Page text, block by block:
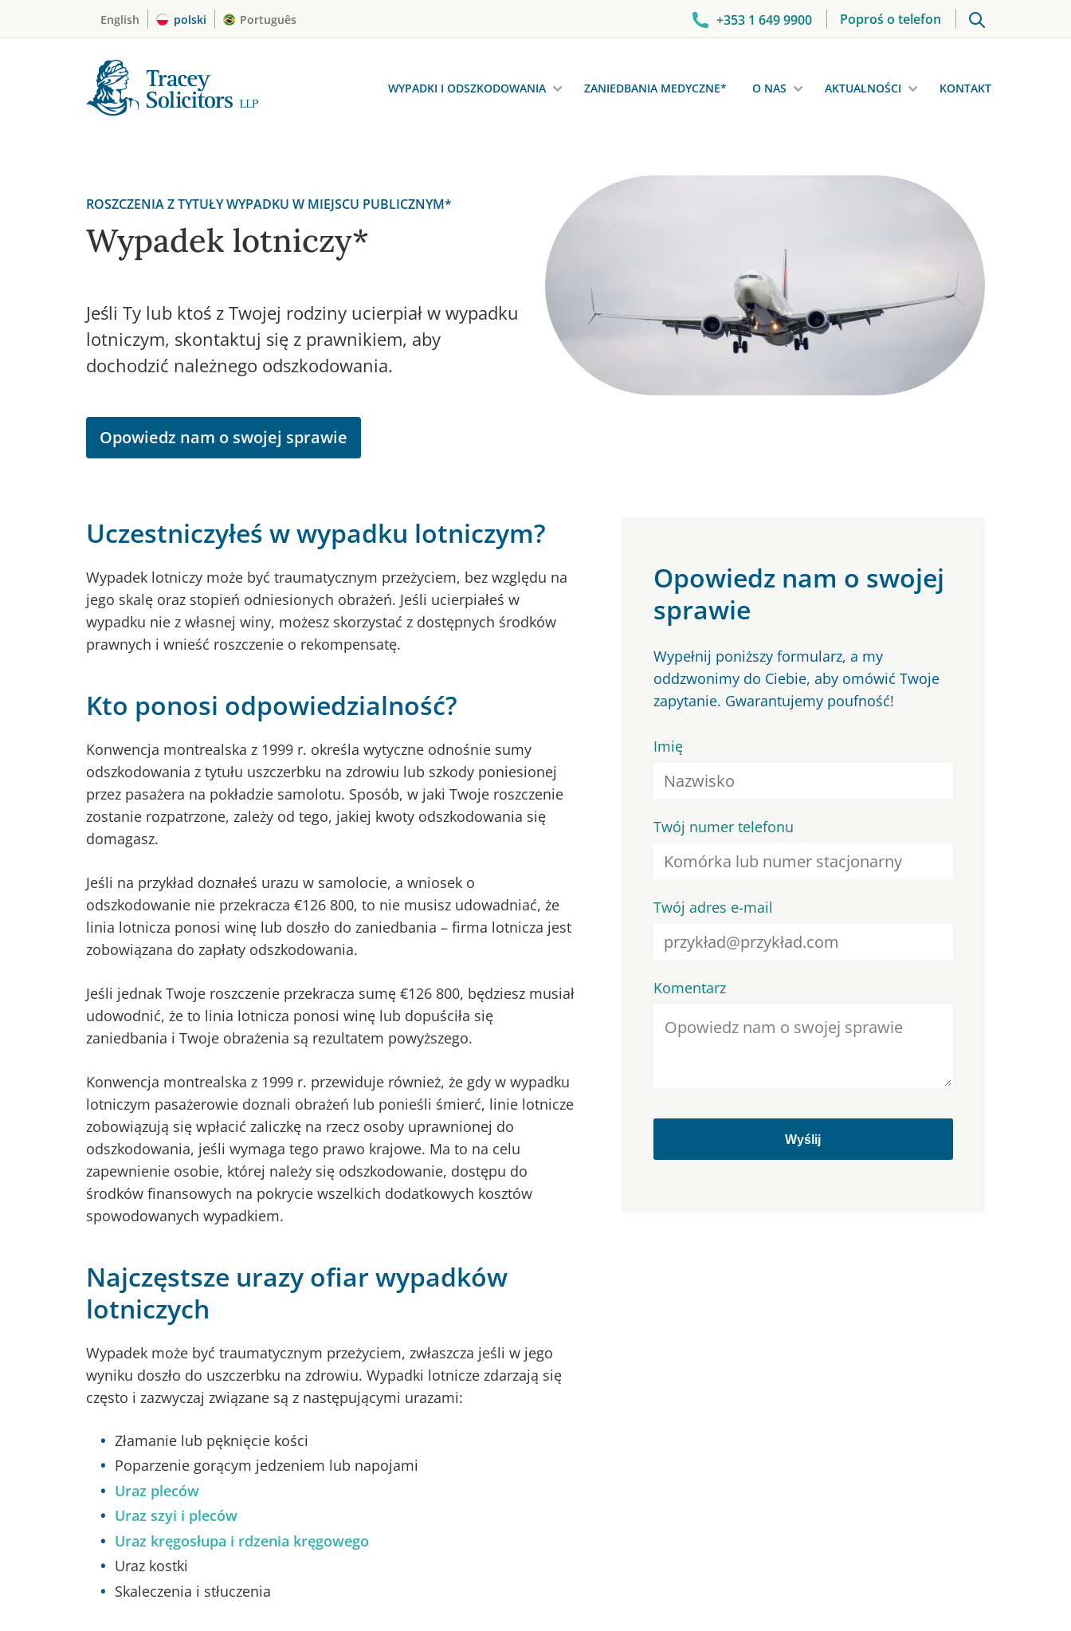
English polski Português +353 1 649 9900 Poproś o telefon
WYPADKI I ODSZKODOWANIA ZANIEDBANIA MEDYCZNE* O NAS AKTUALNOŚCI KONTAKT
ROSZCZENIA Z TYTUŁY WYPADKU W MIEJSCU PUBLICZNYM*
Wypadek lotniczy*
Jeśli Ty lub ktoś z Twojej rodziny ucierpiał w wypadku
lotniczym, skontaktuj się z prawnikiem, aby
dochodzić należnego odszkodowania.
Opowiedz nam o swojej sprawie
Uczestniczyłeś w wypadku lotniczym?
Wypadek lotniczy może być traumatycznym przeżyciem, bez względu na
jego skalę oraz stopień odniesionych obrażeń. Jeśli ucierpiałeś w
wypadku nie z własnej winy, możesz skorzystać z dostępnych środków
prawnych i wnieść roszczenie o rekompensatę.
Kto ponosi odpowiedzialność?
Konwencja montrealska z 1999 r. określa wytyczne odnośnie sumy
odszkodowania z tytułu uszczerbku na zdrowiu lub szkody poniesionej
przez pasażera na pokładzie samolotu. Sposób, w jaki Twoje roszczenie
zostanie rozpatrzone, zależy od tego, jakiej kwoty odszkodowania się
domagasz.
Jeśli na przykład doznałeś urazu w samolocie, a wniosek o
odszkodowanie nie przekracza €126 800, to nie musisz udowadniać, że
linia lotnicza ponosi winę lub doszło do zaniedbania – firma lotnicza jest
zobowiązana do zapłaty odszkodowania.
Jeśli jednak Twoje roszczenie przekracza sumę €126 800, będziesz musiał
udowodnić, że to linia lotnicza ponosi winę lub dopuściła się
zaniedbania i Twoje obrażenia są rezultatem powyższego.
Konwencja montrealska z 1999 r. przewiduje również, że gdy w wypadku
lotniczym pasażerowie doznali obrażeń lub ponieśli śmierć, linie lotnicze
zobowiązują się wpłacić zaliczkę na rzecz osoby uprawnionej do
odszkodowania, jeśli wymaga tego prawo krajowe. Ma to na celu
zapewnienie osobie, której należy się odszkodowanie, dostępu do
środków finansowych na pokrycie wszelkich dodatkowych kosztów
spowodowanych wypadkiem.
Najczęstsze urazy ofiar wypadków
lotniczych
Wypadek może być traumatycznym przeżyciem, zwłaszcza jeśli w jego
wyniku doszło do uszczerbku na zdrowiu. Wypadki lotnicze zdarzają się
często i zazwyczaj związane są z następującymi urazami:
Złamanie lub pęknięcie kości
Poparzenie gorącym jedzeniem lub napojami
Uraz pleców
Uraz szyi i pleców
Uraz kręgosłupa i rdzenia kręgowego
Uraz kostki
Skaleczenia i stłuczenia
Opowiedz nam o swojej
sprawie
Wypełnij poniższy formularz, a my
oddzwonimy do Ciebie, aby omówić Twoje
zapytanie. Gwarantujemy poufność!
Imię
Twój numer telefonu
Twój adres e-mail
Komentarz